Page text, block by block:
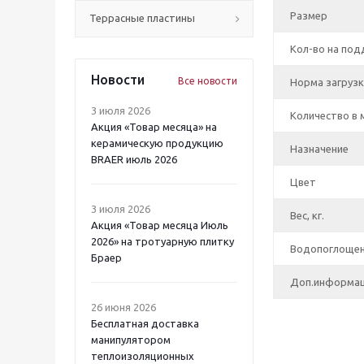
Террасные пластины
Новости Все новости
3 июля 2026
Акция «Товар месяца» на
керамическую продукцию
BRAER июль 2026
3 июля 2026
Акция «Товар месяца Июль
2026» на тротуарную плитку
Браер
26 июня 2026
Бесплатная доставка
манипулятором
теплоизоляционных
Размер
Кол-во на
Норма
Количество в
Назначение
Цвет
Вес, кг.